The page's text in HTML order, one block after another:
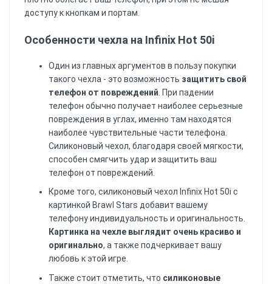
доступу к кнопкам и портам.
Особенности чехла на Infinix Hot 50i
Один из главных аргументов в пользу покупки
такого чехла - это возможность защитить свой
телефон от повреждений . При падении
телефон обычно получает наиболее серьезные
повреждения в углах, именно там находятся
наиболее чувствительные части телефона.
Силиконовый чехол, благодаря своей мягкости,
способен смягчить удар и защитить ваш
телефон от повреждений.
Кроме того, силиконовый чехол Infinix Hot 50i с
картинкой Brawl Stars добавит вашему
телефону индивидуальность и оригинальность.
Картинка на чехле выглядит очень красиво и
оригинально, а также подчеркивает вашу
любовь к этой игре.
Также стоит отметить, что силиконовые